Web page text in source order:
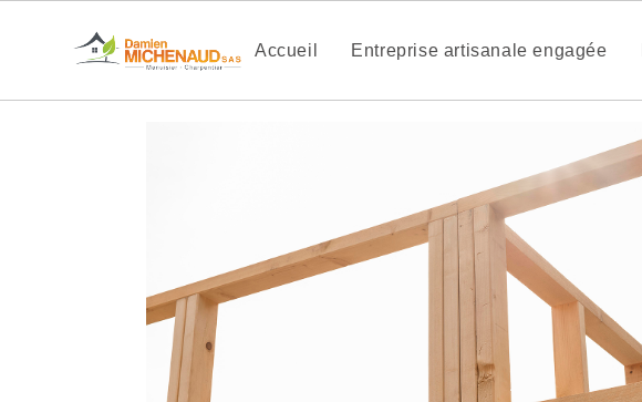
Accueil Entreprise artisanale engagée